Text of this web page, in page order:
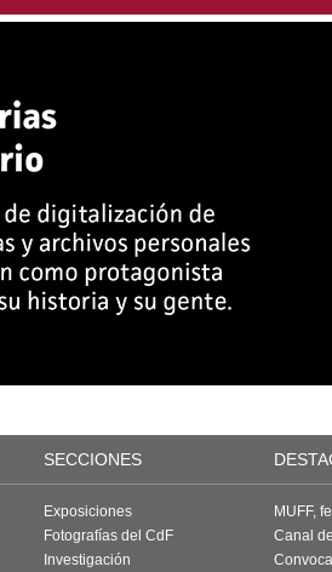
SECCIONES
Exposiciones
Fotografías del CdF
Investigación
MUFF,
Canal